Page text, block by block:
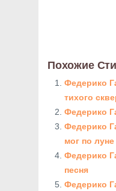
Похожие
Федерико
тихого
Федерико
Федерико
мог по луне
Федерико
песня
Федерико